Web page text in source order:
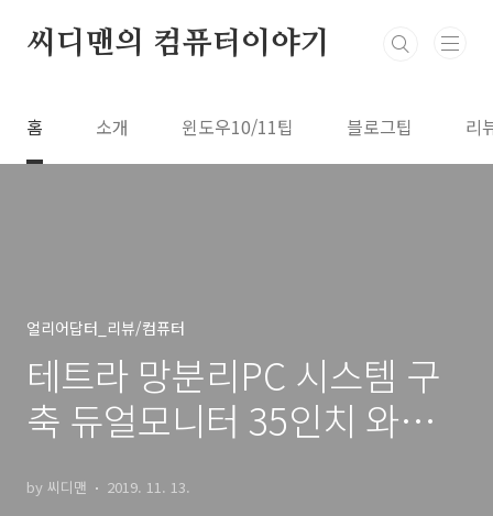
씨디맨의 컴퓨터이야기
홈 소개 윈도우10/11팁 블로그팁 리
얼리어답터_리뷰/컴퓨터
테트라 망분리PC 시스템 구
축 듀얼모니터 35인치 와이
by 씨디맨 2019. 11. 13.